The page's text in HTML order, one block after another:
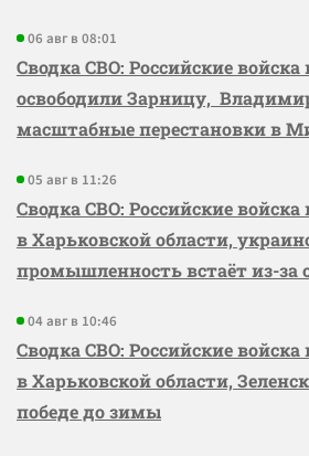
06 авг в 08:01
Сводка СВО: Российские
освободили Зарницу,
масштабные перестановки в
05 авг в 11:26
Сводка СВО: Российские
в Харьковской области,
промышленность встаёт из-за
04 авг в 10:46
Сводка СВО: Российские войска
в Харьковской области,
победе до зимы